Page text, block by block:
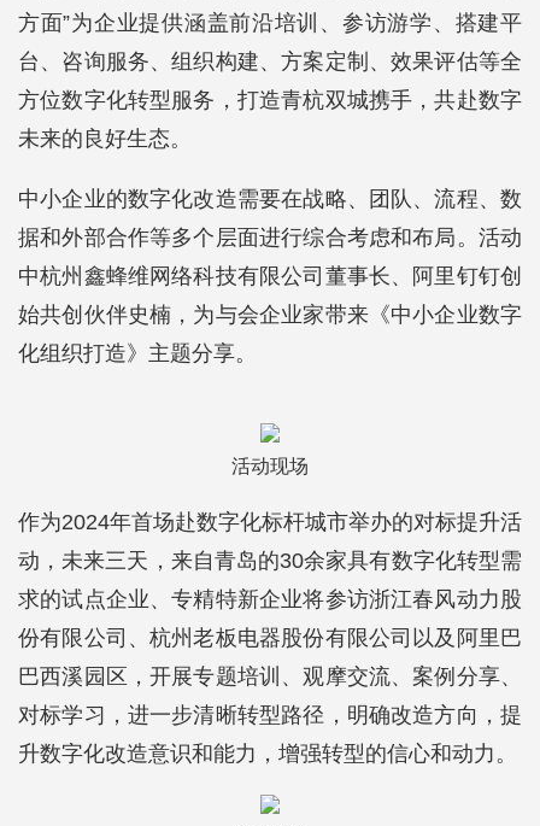
方面”为企业提供涵盖前沿培训、参访游学、搭建平
台、咨询服务、组织构建、方案定制、效果评估等全
方位数字化转型服务，打造青杭双城携手，共赴数字
未来的良好生态。
中小企业的数字化改造需要在战略、团队、流程、数
据和外部合作等多个层面进行综合考虑和布局。活动
中杭州鑫蜂维网络科技有限公司董事长、阿里钉钉创
始共创伙伴史楠，为与会企业家带来《中小企业数字
化组织打造》主题分享。
活动现场
作为2024年首场赴数字化标杆城市举办的对标提升活
动，未来三天，来自青岛的30余家具有数字化转型需
求的试点企业、专精特新企业将参访浙江春风动力股
份有限公司、杭州老板电器股份有限公司以及阿里巴
巴西溪园区，开展专题培训、观摩交流、案例分享、
对标学习，进一步清晰转型路径，明确改造方向，提
升数字化改造意识和能力，增强转型的信心和动力。